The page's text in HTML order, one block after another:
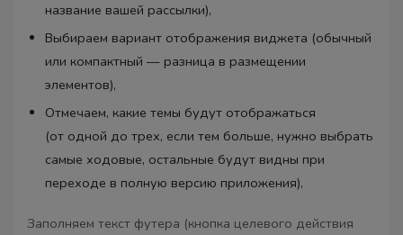
название вашей рассылки),
Выбираем вариант отображения виджета (обычный
или компактный — разница в размещении
элементов),
Отмечаем, какие темы будут отображаться
(от одной до трех, если тем больше, нужно выбрать
самые ходовые, остальные будут видны при
переходе в полную версию приложения),
Заполняем текст футера (кнопка целевого действия